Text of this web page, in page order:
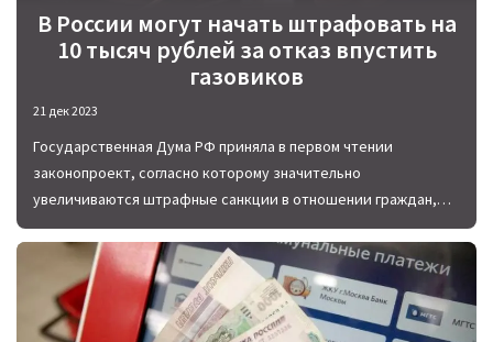
В России могут начать штрафовать на
10 тысяч рублей за отказ впустить
газовиков
21 дек 2023
Государственная Дума РФ приняла в первом чтении
законопроект, согласно которому значительно
увеличиваются штрафные санкции в отношении граждан,
препятствующих доступ специалистов из газовой службы в
квартиру или частный дом.